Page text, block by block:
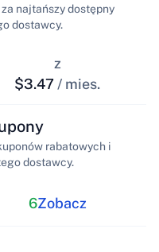
najtańszy dostępny
dostawcy.
z
$3.47 / mies.
rabatowych i
dostawcy.
6Zobacz